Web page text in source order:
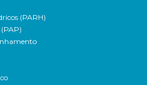
(PARH)